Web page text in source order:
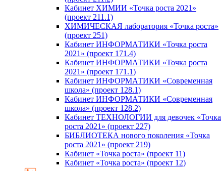
Кабинет ХИМИИ «Точка роста 2021»
(проект 211.1)
ХИМИЧЕСКАЯ лаборатория «Точка роста»
(проект 251)
Кабинет ИНФОРМАТИКИ «Точка роста
2021» (проект 171.4)
Кабинет ИНФОРМАТИКИ «Точка роста
2021» (проект 171.1)
Кабинет ИНФОРМАТИКИ «Современная
школа» (проект 128.1)
Кабинет ИНФОРМАТИКИ «Современная
школа» (проект 128.2)
Кабинет ТЕХНОЛОГИИ для девочек «Точка
роста 2021» (проект 227)
БИБЛИОТЕКА нового поколения «Точка
роста 2021» (проект 219)
Кабинет «Точка роста» (проект 11)
Кабинет «Точка роста» (проект 12)